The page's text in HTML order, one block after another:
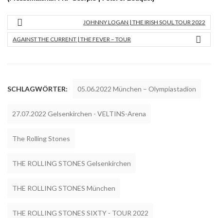
JOHNNY LOGAN | THE IRISH SOUL TOUR 2022
AGAINST THE CURRENT | THE FEVER – TOUR
SCHLAGWÖRTER: 05.06.2022 München – Olympiastadion
27.07.2022 Gelsenkirchen - VELTINS-Arena
The Rolling Stones
THE ROLLING STONES Gelsenkirchen
THE ROLLING STONES München
THE ROLLING STONES SIXTY - TOUR 2022